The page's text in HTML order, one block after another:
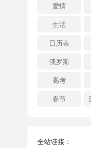
爱情
生活
日历表
俄罗斯
高考
春节
全站链接：